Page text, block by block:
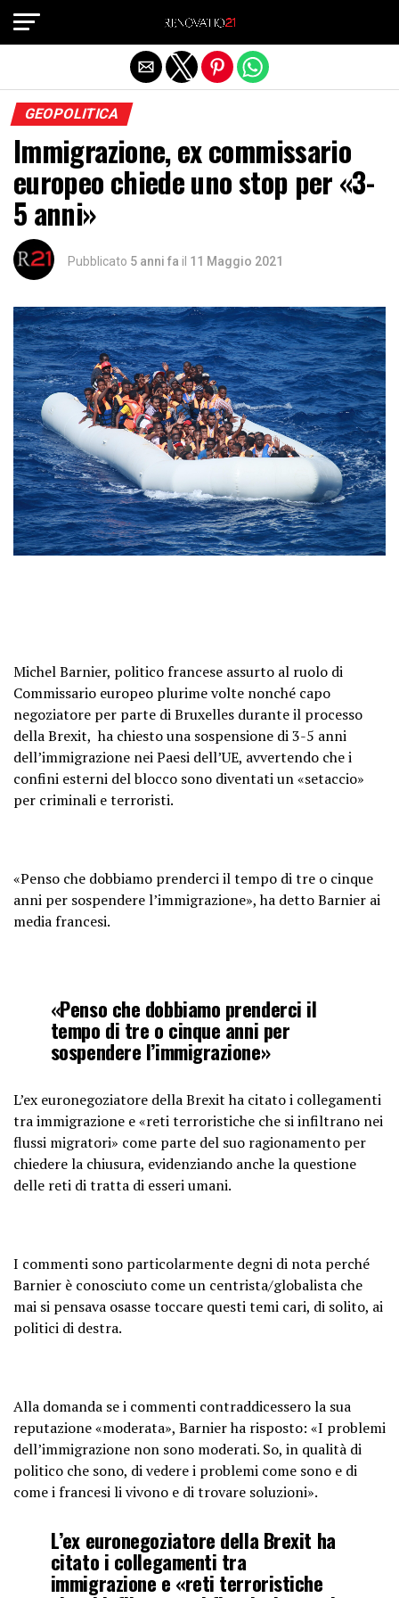
GEOPOLITICA
Immigrazione, ex commissario
europeo chiede uno stop per «3-
5 anni»
Pubblicato 5 anni fa il 11 Maggio 2021
Michel Barnier, politico francese assurto al ruolo di
Commissario europeo plurime volte nonché capo
negoziatore per parte di Bruxelles durante il processo
della Brexit, ha chiesto una sospensione di 3-5 anni
dell’immigrazione nei Paesi dell’UE, avvertendo che i
confini esterni del blocco sono diventati un «setaccio»
per criminali e terroristi.
«Penso che dobbiamo prenderci il tempo di tre o cinque
anni per sospendere l’immigrazione», ha detto Barnier ai
media francesi.
«Penso che dobbiamo prenderci il
tempo di tre o cinque anni per
sospendere l’immigrazione»
L’ex euronegoziatore della Brexit ha citato i collegamenti
tra immigrazione e «reti terroristiche che si infiltrano nei
flussi migratori» come parte del suo ragionamento per
chiedere la chiusura, evidenziando anche la questione
delle reti di tratta di esseri umani.
I commenti sono particolarmente degni di nota perché
Barnier è conosciuto come un centrista/globalista che
mai si pensava osasse toccare questi temi cari, di solito, ai
politici di destra.
Alla domanda se i commenti contraddicessero la sua
reputazione «moderata», Barnier ha risposto: «I problemi
dell’immigrazione non sono moderati. So, in qualità di
politico che sono, di vedere i problemi come sono e di
come i francesi li vivono e di trovare soluzioni».
L’ex euronegoziatore della Brexit ha
citato i collegamenti tra
immigrazione e «reti terroristiche
Exit mobile version